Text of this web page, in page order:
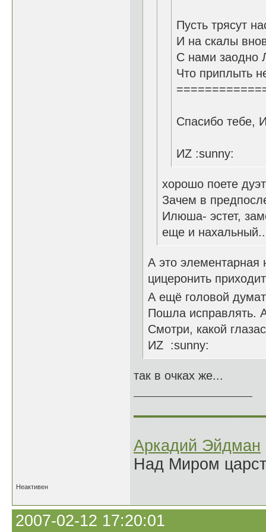
Пусть трясут
И на скалы
С нами заодно
Что приплыть
Спасибо тебе,
ИZ :sunny:
хорошо поете
Зачем в
Илюша- эстет,
еще и
А это элементарная
цицеронить
А ещё головой
Пошла исправлять.
Смотри, какой
ИZ :sunny:
так в очках же...
Аркадий Эйдман
Над Миром
Неактивен
2007-02-12 17:20:01